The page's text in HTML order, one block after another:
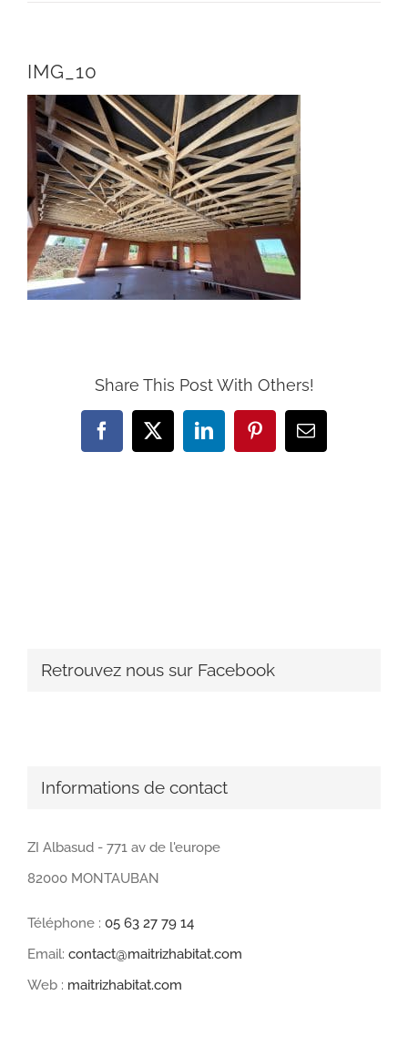
IMG_10
Share This Post With Others!
Facebook
X LinkedInPinterestEmail
Retrouvez nous sur Facebook
Informations de contact
ZI Albasud - 771 av de l'europe
82000 MONTAUBAN
Téléphone : 05 63 27 79 14
Email: contact@maitrizhabitat.com
Web : maitrizhabitat.com